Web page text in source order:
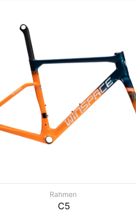
Rahmen
C5